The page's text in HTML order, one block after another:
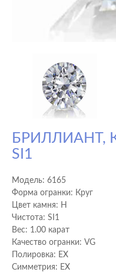
БРИЛЛИАНТ,
SI1
Модель: 6165
Форма огранки: Круг
Цвет камня: H
Чистота: SI1
Вес: 1.00 карат
Качество огранки: VG
Полировка: EX
Cимметрия: EX